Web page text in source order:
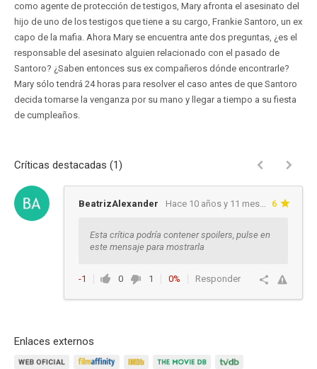
como agente de protección de testigos, Mary afronta el asesinato del
hijo de uno de los testigos que tiene a su cargo, Frankie Santoro, un ex
capo de la mafia. Ahora Mary se encuentra ante dos preguntas, ¿es el
responsable del asesinato alguien relacionado con el pasado de
Santoro? ¿Saben entonces sus ex compañeros dónde encontrarle?
Mary sólo tendrá 24 horas para resolver el caso antes de que Santoro
decida tomarse la venganza por su mano y llegar a tiempo a su fiesta
de cumpleaños.
Críticas destacadas (1)
BeatrizAlexander Hace 10 años y 11 meses 6
Esta crítica podría contener spoilers, pulse en
este mensaje para mostrarla
-1 0 1 0% Responder
Enlaces externos